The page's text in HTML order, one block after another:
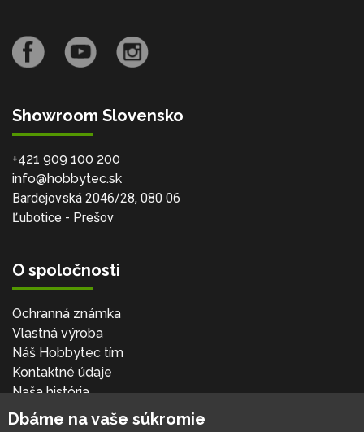
Showroom Slovensko
+421 909 100 200
info@hobbytec.sk
Bardejovská 2046/28, 080 06
Ľubotice - Prešov
O spoločnosti
Ochranná známka
Vlastná výroba
Náš Hobbytec tím
Kontaktné údaje
Naša história
Kariéra
Dbáme na vaše súkromie